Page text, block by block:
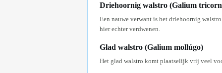
Driehoornig walstro (Galium
Een nauwe verwant is het driehoornig
hier echter verdwenen.
Glad walstro (Galium mollúgo)
Het glad walstro komt plaatselijk vrij veel